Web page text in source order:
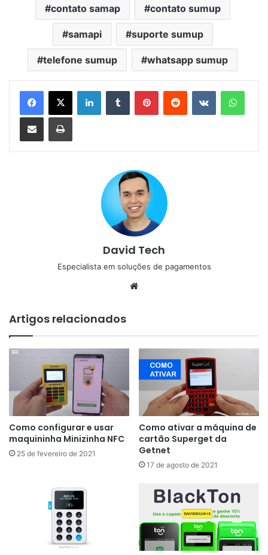
contato samap contato sumup
samapi suporte sumup
telefone sumup whatsapp sumup
LinkedinTumblr PinterestReddit VK
Compartilhar via e-mail Imprimir
David Tech
Especialista em soluções de pagamentos
Artigos relacionados
Como configurar e usar
maquininha Minizinha NFC
25 de fevereiro de 2021
Como ativar a máquina de
cartão Superget da
Getnet
17 de agosto de 2021